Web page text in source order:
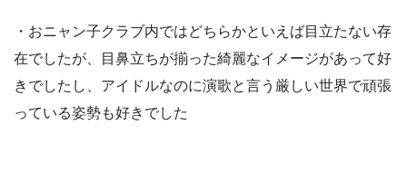
・おニャン子クラブ内ではどちらかといえば目立たない存
在でしたが、目鼻立ちが揃った綺麗なイメージがあって好
きでしたし、アイドルなのに演歌と言う厳しい世界で頑張
っている姿勢も好きでした